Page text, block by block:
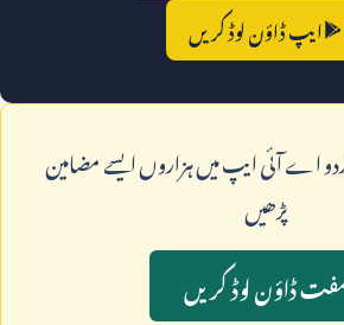
ایپ ڈاؤن لوڈ کریں
اے آئی ايپ ميں ہزاروں ايسے مضامين
پڑھيں
ڈاؤن لوڈ کريں